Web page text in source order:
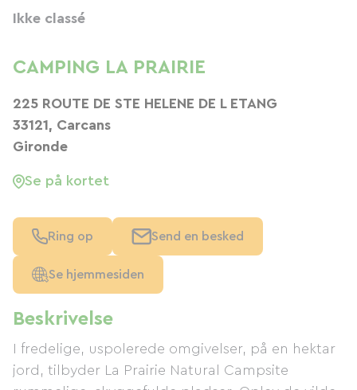
Beskrivelse
I fredelige, uspolerede omgivelser, på en hektar
jord, tilbyder La Prairie Natural Campsite
Ikke classé
CAMPING LA PRAIRIE
225 ROUTE DE STE HELENE DE L ETANG
33121, Carcans
Gironde
Se på kortet
Ring op Send en besked
Se hjemmesiden